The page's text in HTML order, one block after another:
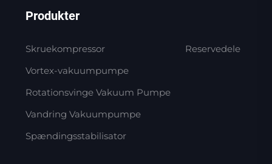
Produkter
Skruekompressor
Vortex-vakuumpumpe
Rotationsvinge Vakuum Pumpe
Vandring Vakuumpumpe
Spændingsstabilisator
Reservedele